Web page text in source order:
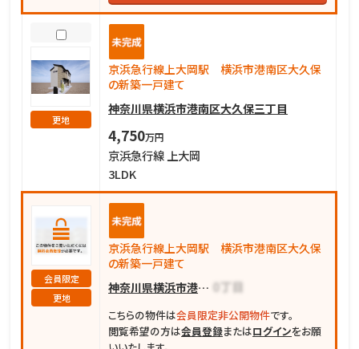
更地
京浜急行線上大岡駅 横浜市港南区大久保
の新築一戸建て
神奈川県横浜市港南区大久保三丁目
4,750万円
京浜急行線 上大岡
3LDK
会員限定
更地
京浜急行線上大岡駅 横浜市港南区大久保
の新築一戸建て
神奈川県横浜市港南区大久保
こちらの物件は会員限定非公開物件です。
閲覧希望の方は会員登録またはログインをお願